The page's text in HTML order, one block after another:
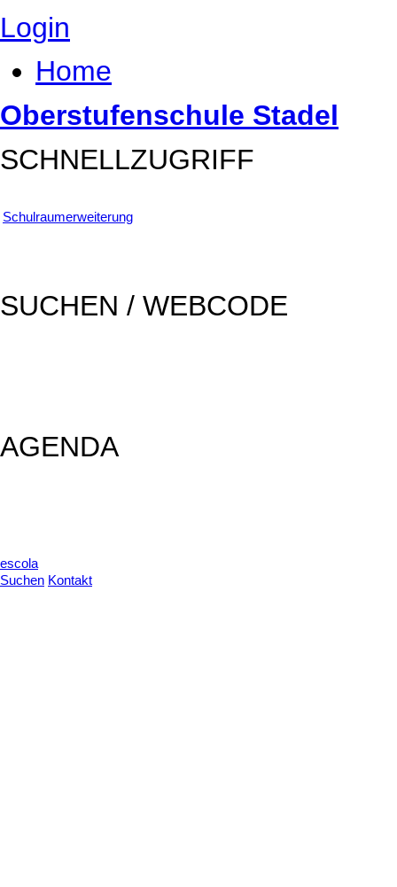
Login
Home
Oberstufenschule Stadel
SCHNELLZUGRIFF
Schulraumerweiterung
SUCHEN / WEBCODE
AGENDA
escola
Suchen Kontakt